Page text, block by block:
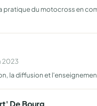
du motocross en
2023
la diffusion et
De Bourg